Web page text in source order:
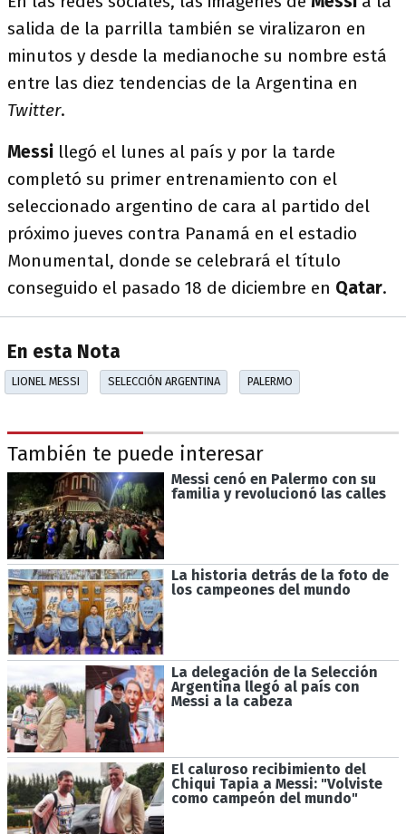
salida de la parrilla también se viralizaron en
minutos y desde la medianoche su nombre está
entre las diez tendencias de la Argentina en
Twitter.
Messi llegó el lunes al país y por la tarde
completó su primer entrenamiento con el
seleccionado argentino de cara al partido del
próximo jueves contra Panamá en el estadio
Monumental, donde se celebrará el título
conseguido el pasado 18 de diciembre en Qatar.
En esta Nota
LIONEL MESSI SELECCIÓN ARGENTINA PALERMO
También te puede interesar
Messi cenó en Palermo con su
familia y revolucionó las calles
La historia detrás de la foto de
los campeones del mundo
La delegación de la Selección
Argentina llegó al país con
Messi a la cabeza
El caluroso recibimiento del
Chiqui Tapia a Messi: "Volviste
como campeón del mundo"